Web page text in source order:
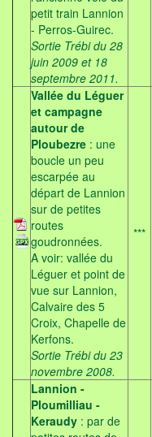
petit train Lannion
- Perros-Guirec.
Sortie Trébi du 28
juin 2009 et 18
septembre 2011.
Vallée du Léguer
et campagne
autour de
Ploubezre : une
boucle un peu
escarpée au
départ de Lannion
sur de petites
routes
goudronnées.
A voir: vallée du
Léguer et point de
vue sur Lannion,
Calvaire des 5
Croix, Chapelle de
Kerfons.
Sortie Trébi du 23
novembre 2008.
***
Lannion -
Ploumilliau -
Keraudy : par de